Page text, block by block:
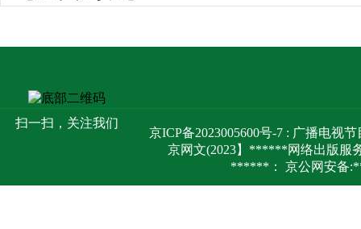
扫一扫，关注我们
京ICP备2023005600号-7 : 广播电视
京网文(2023】******网络出版服
******： 京公网安备